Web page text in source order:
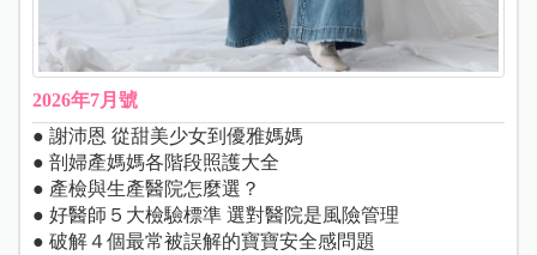
2026年7月號
● 謝沛恩 從甜美少女到優雅媽媽
● 剖婦產媽媽各階段照護大全
● 產檢與生產醫院怎麼選？
● 好醫師５大檢驗標準 選對醫院是風險管理
● 破解４個最常被誤解的寶寶安全感問題